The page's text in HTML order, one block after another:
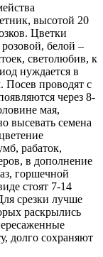
высотой 20
Цветки
белой –
светолюбив, к
нуждается в
проводят с
через 8-
мая,
высевать семена
рабаток,
в дополнение
горшечной
стоят 7-14
срезки лучше
раскрылись
долго сохраняют